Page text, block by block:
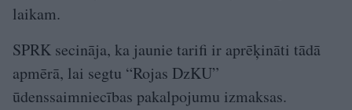
laikam.
SPRK secināja, ka jaunie tarifi ir aprēķināti tādā
apmērā, lai segtu “Rojas DzKU”
ūdenssaimniecības pakalpojumu izmaksas.